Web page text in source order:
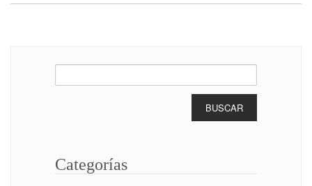
Buscar:
Categorías